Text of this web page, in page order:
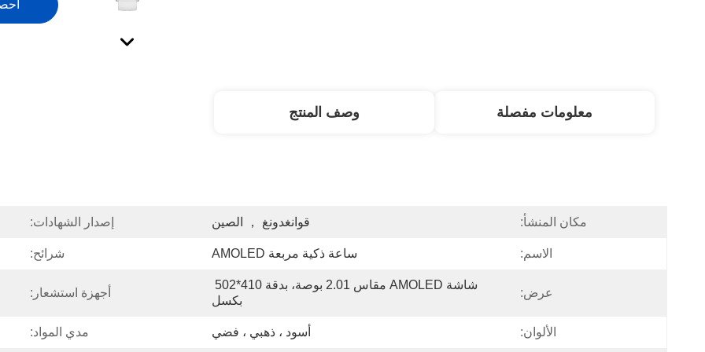
معلومات مفصلة وصف المنتج
مكان المنشأ: قوانغدونغ ， الصين إصدار الشهادات:
الاسم: ساعة ذكية مربعة AMOLED شرائح:
عرض:
بكسل
أجهزة استشعار:
الألوان: أسود ، ذهبي ، فضي مدي المواد: